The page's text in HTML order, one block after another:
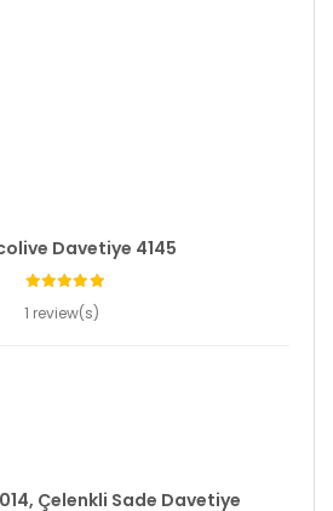
Davetiye 4145
1 review(s)
Çelenkli Sade Davetiye